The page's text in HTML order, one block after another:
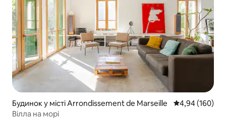
Будинок у місті Arrondissement de Marseille Середня
4,94 (160)
Вілла на морі